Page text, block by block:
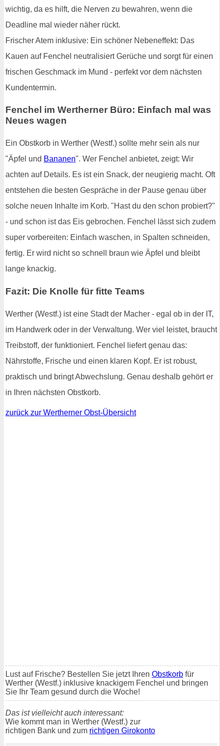
wichtig, da es hilft, die Nerven zu bewahren, wenn die
Deadline mal wieder näher rückt.
Frischer Atem inklusive: Ein schöner Nebeneffekt: Das
Kauen auf Fenchel neutralisiert Gerüche und sorgt für einen
frischen Geschmack im Mund - perfekt vor dem nächsten
Kundentermin.
Fenchel im Wertherner Büro: Einfach mal was
Neues wagen
Ein Obstkorb in Werther (Westf.) sollte mehr sein als nur
"Äpfel und Bananen". Wer Fenchel anbietet, zeigt: Wir
achten auf Details. Es ist ein Snack, der neugierig macht. Oft
entstehen die besten Gespräche in der Pause genau über
solche neuen Inhalte im Korb. "Hast du den schon probiert?"
- und schon ist das Eis gebrochen. Fenchel lässt sich zudem
super vorbereiten: Einfach waschen, in Spalten schneiden,
fertig. Er wird nicht so schnell braun wie Äpfel und bleibt
lange knackig.
Fazit: Die Knolle für fitte Teams
Werther (Westf.) ist eine Stadt der Macher - egal ob in der IT,
im Handwerk oder in der Verwaltung. Wer viel leistet, braucht
Treibstoff, der funktioniert. Fenchel liefert genau das:
Nährstoffe, Frische und einen klaren Kopf. Er ist robust,
praktisch und bringt Abwechslung. Genau deshalb gehört er
in Ihren nächsten Obstkorb.
zurück zur Wertherner Obst-Übersicht
Lust auf Frische? Bestellen Sie jetzt Ihren Obstkorb für
Werther (Westf.) inklusive knackigem Fenchel und bringen
Sie Ihr Team gesund durch die Woche!
Das ist vielleicht auch interessant:
Wie kommt man in Werther (Westf.) zur
richtigen Bank und zum richtigen Girokonto